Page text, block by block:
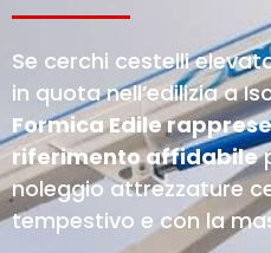
Se cerchi cestelli
in quota nell’edilizia a
Formica Edile
riferimento affidabile
noleggio attrezzature
tempestivo e con la